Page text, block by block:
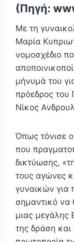
(Πηγή:
Με τη
Μαρία
νομοσχέδιο
μήνυμά του
πρόεδρος του
Νίκος
Όπως τόνισε
που
δικτύωσης,
τους αγώνες
γυναικών για
σημαντικό να
μιας μεγάλης
της δράση